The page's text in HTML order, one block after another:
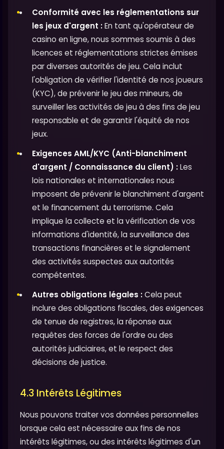
Conformité avec les réglementations sur
les jeux d'argent :En tant qu'opérateur de
casino en ligne, nous sommes soumis à des
licences et réglementations strictes émises
par diverses autorités de jeu. Cela inclut
l'obligation de vérifier l'identité de nos joueurs
(KYC), de prévenir le jeu des mineurs, de
surveiller les activités de jeu à des fins de jeu
responsable et de garantir l'équité de nos
jeux.
Exigences AML/KYC (Anti-blanchiment
d'argent / Connaissance du client) :Les
lois nationales et internationales nous
imposent de prévenir le blanchiment d'argent
et le financement du terrorisme. Cela
implique la collecte et la vérification de vos
informations d'identité, la surveillance des
transactions financières et le signalement
des activités suspectes aux autorités
compétentes.
Autres obligations légales :Cela peut
inclure des obligations fiscales, des exigences
de tenue de registres, la réponse aux
requêtes des forces de l'ordre ou des
autorités judiciaires, et le respect des
décisions de justice.
4.3 Intérêts Légitimes
Nous pouvons traiter vos données personnelles
lorsque cela est nécessaire aux fins de nos
intérêts légitimes, ou des intérêts légitimes d'un